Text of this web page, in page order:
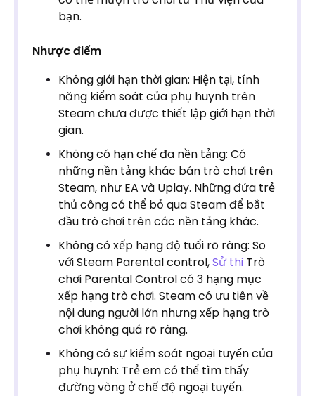
bạn.
Nhược điểm
Không giới hạn thời gian: Hiện tại, tính
năng kiểm soát của phụ huynh trên
Steam chưa được thiết lập giới hạn thời
gian.
Không có hạn chế đa nền tảng: Có
những nền tảng khác bán trò chơi trên
Steam, như EA và Uplay. Những đứa trẻ
thủ công có thể bỏ qua Steam để bắt
đầu trò chơi trên các nền tảng khác.
Không có xếp hạng độ tuổi rõ ràng: So
với Steam Parental control,Sử thi Trò
chơi Parental Control có 3 hạng mục
xếp hạng trò chơi. Steam có ưu tiên về
nội dung người lớn nhưng xếp hạng trò
chơi không quá rõ ràng.
Không có sự kiểm soát ngoại tuyến của
phụ huynh: Trẻ em có thể tìm thấy
đường vòng ở chế độ ngoại tuyến.